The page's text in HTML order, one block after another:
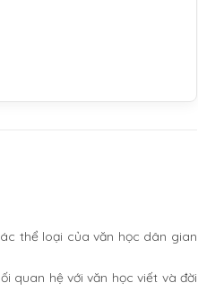
thể loại của văn học dân gian
quan hệ với văn học viết và đời